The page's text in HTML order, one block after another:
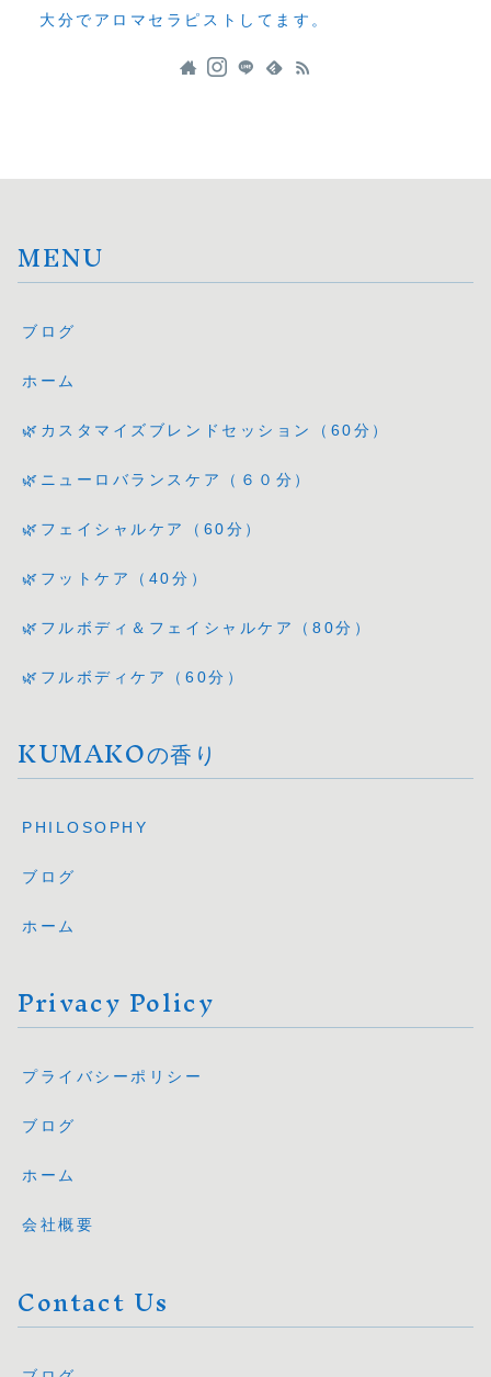
大分でアロマセラピストしてます。
MENU
ブログ
ホーム
🌿カスタマイズブレンドセッション（60分）
🌿ニューロバランスケア（６０分）
🌿フェイシャルケア（60分）
🌿フットケア（40分）
🌿フルボディ＆フェイシャルケア（80分）
🌿フルボディケア（60分）
KUMAKOの香り
PHILOSOPHY
ブログ
ホーム
Privacy Policy
プライバシーポリシー
ブログ
ホーム
会社概要
Contact Us